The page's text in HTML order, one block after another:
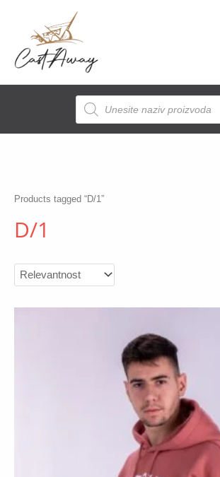
content
Products
Pretraga
Products tagged “D/1”
D/1